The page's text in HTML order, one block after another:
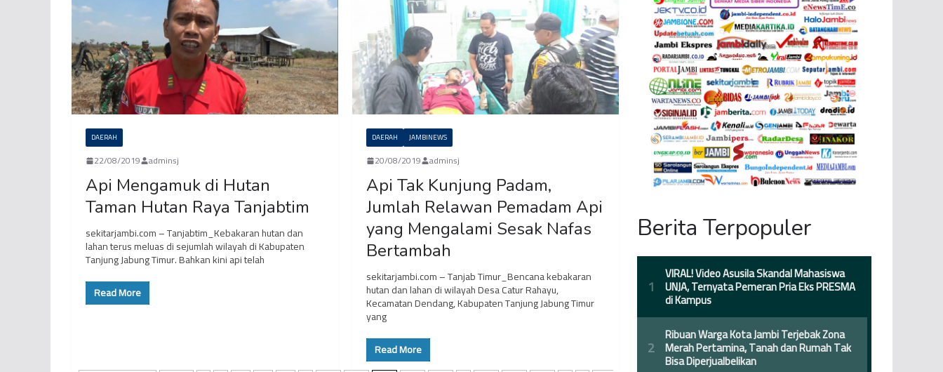
DAERAH
22/08/2019 adminsj
Api Mengamuk di Hutan
Taman Hutan Raya Tanjabtim
sekitarjambi.com – Tanjabtim_Kebakaran hutan dan
lahan terus meluas di sejumlah wilayah di Kabupaten
Tanjung Jabung Timur. Bahkan kini api telah
Read More
DAERAH JAMBINEWS
20/08/2019 adminsj
Api Tak Kunjung Padam,
Jumlah Relawan Pemadam Api
yang Mengalami Sesak Nafas
Bertambah
sekitarjambi.com – Tanjab Timur_Bencana kebakaran
hutan dan lahan di wilayah Desa Catur Rahayu,
Kecamatan Dendang, Kabupaten Tanjung Jabung Timur
yang
Read More
Berita Terpopuler